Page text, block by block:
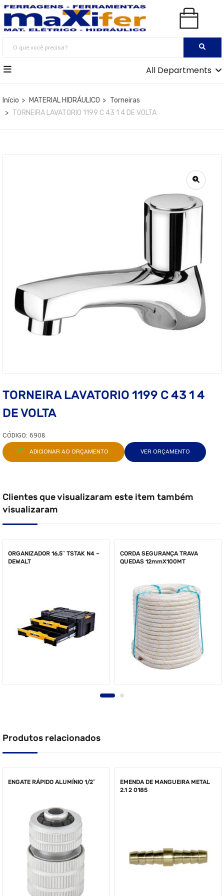
All Departments
Início MATERIAL HIDRÁULICO
Torneiras
TORNEIRA LAVATORIO 1199 C 43 1 4 DE VOLTA
TORNEIRA LAVATORIO 1199 C 43 1 4
DE VOLTA
CÓDIGO: 6908
ADICIONAR AO ORÇAMENTO VER ORÇAMENTO
Clientes que visualizaram este item também
visualizaram
ORGANIZADOR 16,5″ TSTAK N4 –
DEWALT
CORDA SEGURANÇA TRAVA
QUEDAS 12mmX100MT
Produtos relacionados
ENGATE RÁPIDO ALUMÍNIO 1/2″
EMENDA DE MANGUEIRA METAL
2.1 2 0185